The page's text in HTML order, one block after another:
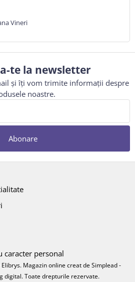
Vineri
te la newsletter
și îți vom trimite informații despre
noastre.
Abonare
caracter personal
Magazin online creat de Simplead -
digital. Toate drepturile rezervate.